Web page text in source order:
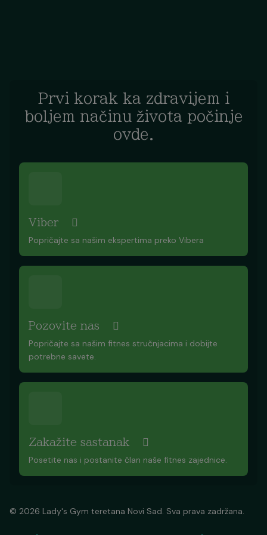
Prvi korak ka zdravijem i
boljem načinu života počinje
ovde.
Viber
Popričajte sa našim ekspertima preko Vibera
Pozovite nas
Popričajte sa našim fitnes stručnjacima i dobijte
potrebne savete.
Zakažite sastanak
Posetite nas i postanite član naše fitnes zajednice.
© 2026 Lady's Gym teretana Novi Sad. Sva prava zadržana.